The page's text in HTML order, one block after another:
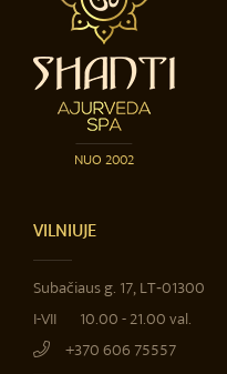
NUO 2002
VILNIUJE
Subačiaus g. 17, LT‐01300
I-VII
10.00 - 21.00 val.
+370 606 75557